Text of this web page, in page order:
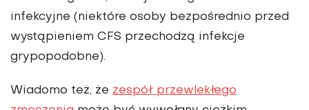
infek­cyjne (niektóre osoby bezpo­średnio przed
wystąpieniem CFS przechodzą infekcje
grypopodobne).
Wiadomo też, że zespół przewlekłego